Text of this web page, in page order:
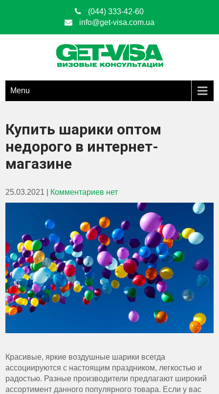
(044) 333-42-60
info@get-visa.com.ua
Get Visa
УКРАИНЫ
Menu
Купить шарики оптом
недорого в интернет-
магазине
25.03.2021 Комментариев нет
Красивые, яркие воздушные шарики всегда
ассоциируются с настоящим праздником, легкостью и
радостью. Разные производители предлагают широкий
ассортимент данного популярного товара. Если у вас